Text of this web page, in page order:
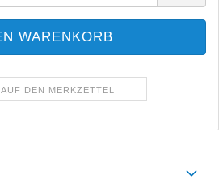
AUF DEN MERKZETTEL